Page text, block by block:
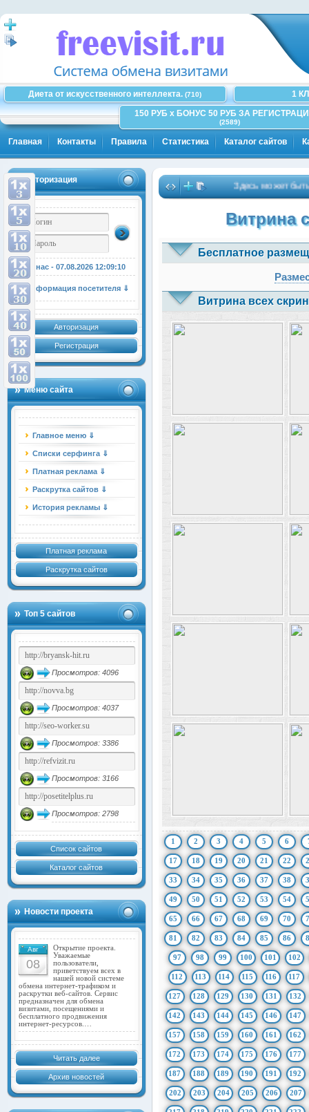
Диета от искусственного интеллекта. (710)
1
150 РУБ x БОНУС 50 РУБ ЗА
(2589)
Главная Контакты Правила Статистика Каталог сайтов
Авторизация
У нас - 07.08.2026 12:09:10
Информация посетителя ⇓
Авторизация
Регистрация
Меню сайта
Главное меню ⇓
Списки серфинга ⇓
Платная реклама ⇓
Раскрутка сайтов ⇓
История рекламы ⇓
Платная реклама
Раскрутка сайтов
Топ 5 сайтов
Просмотров: 4096
Просмотров: 4037
Просмотров: 3386
Просмотров: 3166
Просмотров: 2798
Список сайтов
Каталог сайтов
Новости проекта
Авг
08
Открытие проекта.
Уважаемые
пользователи,
приветствуем всех в
нашей новой системе
обмена интернет-трафиком и
раскрутки веб-сайтов. Сервис
предназначен для обмена
визитами, посещениями и
бесплатного продвижения
интернет-ресурсов.…
Читать далее
Архив новостей
Здесь может быть
Витрина
Бесплатное
Витрина всех
1 2 3 4 5 6
17 18 19 20 21 22
33 34 35 36 37 38
49 50 51 52 53 54
65 66 67 68 69 70
81 82 83 84 85 86
97 98 99 100 101 102
112 113 114 115 116 117
127 128 129 130 131 132
142 143 144 145 146 147
157 158 159 160 161 162
172 173 174 175 176 177
187 188 189 190 191 192
202 203 204 205 206 207